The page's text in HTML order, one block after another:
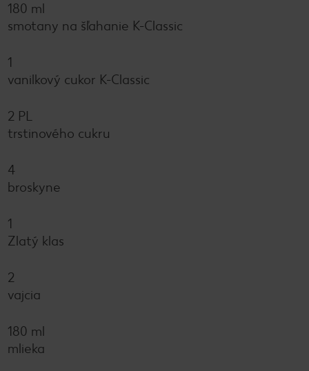
180 ml
smotany na šľahanie K-Classic
1
vanilkový cukor K-Classic
2 PL
trstinového cukru
4
broskyne
1
Zlatý klas
2
vajcia
180 ml
mlieka